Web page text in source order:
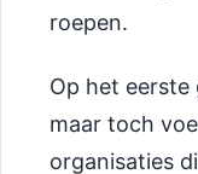
roepen.
Op het
maar toch
organisaties